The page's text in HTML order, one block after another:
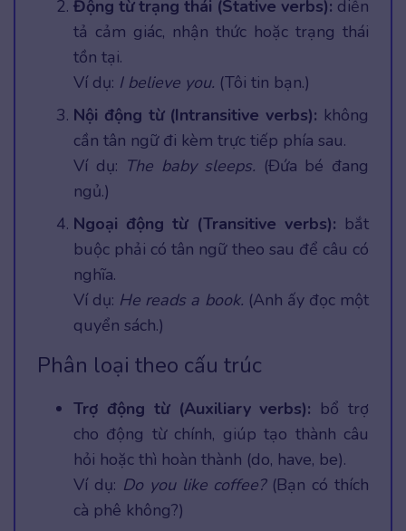
Động từ trạng thái (Stative verbs): diễn
tả cảm giác, nhận thức hoặc trạng thái
tồn tại.
Ví dụ: I believe you. (Tôi tin bạn.)
Nội động từ (Intransitive verbs): không
cần tân ngữ đi kèm trực tiếp phía sau.
Ví dụ: The baby sleeps. (Đứa bé đang
ngủ.)
Ngoại động từ (Transitive verbs): bắt
buộc phải có tân ngữ theo sau để câu có
nghĩa.
Ví dụ: He reads a book. (Anh ấy đọc một
quyển sách.)
Phân loại theo cấu trúc
Trợ động từ (Auxiliary verbs): bổ trợ
cho động từ chính, giúp tạo thành câu
hỏi hoặc thì hoàn thành (do, have, be).
Ví dụ: Do you like coffee?(Bạn có thích
cà phê không?)